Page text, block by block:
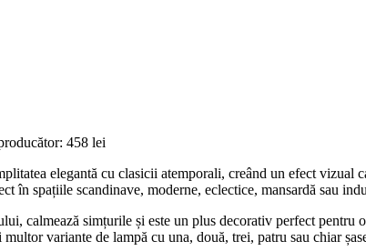
458 lei
elegantă cu clasicii atemporali, creând un efect
în spațiile scandinave, moderne, eclectice, mansardă sau
calmează simțurile și este un plus decorativ perfect
variante de lampă cu una, două, trei, patru sau chiar